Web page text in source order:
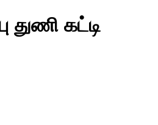
துணி கட்டி